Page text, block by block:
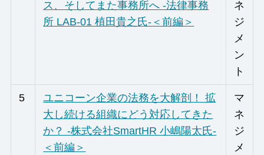
ス、そしてまた事務所へ -法律事務
所 LAB-01 植田貴之氏-＜前編＞
ネ
ジ
メ
ン
ト
5
ユニコーン企業の法務を大解剖！ 拡
大し続ける組織にどう対応してきた
か？ -株式会社SmartHR 小嶋陽太氏-
＜前編＞
マ
ネ
ジ
メ